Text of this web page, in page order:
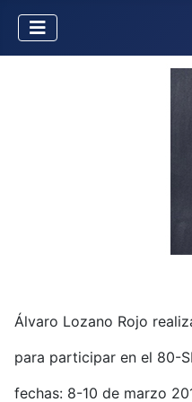
Álvaro Lozano Rojo
para participar en el 80-
fechas: 8-10 de marzo